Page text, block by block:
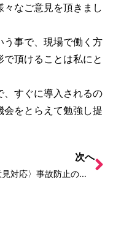
なご意見を頂きまし
う事で、現場で働く方
頂けることは私にと
、すぐに導入されるの
をとらえて勉強し提
次へ
〈ご意見対応〉事故防止のため、交差点(さいたま市)にカーブミラーを設置するなど安全対策をしてほしい